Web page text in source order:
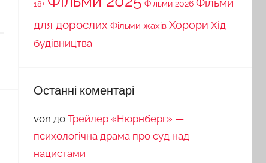
18+ Фільми 2026
для дорослих Фільми жахів Хорори Хід
будівництва
Останні коментарі
von до Трейлер «Нюрнберг» —
психологічна драма про суд над
нацистами